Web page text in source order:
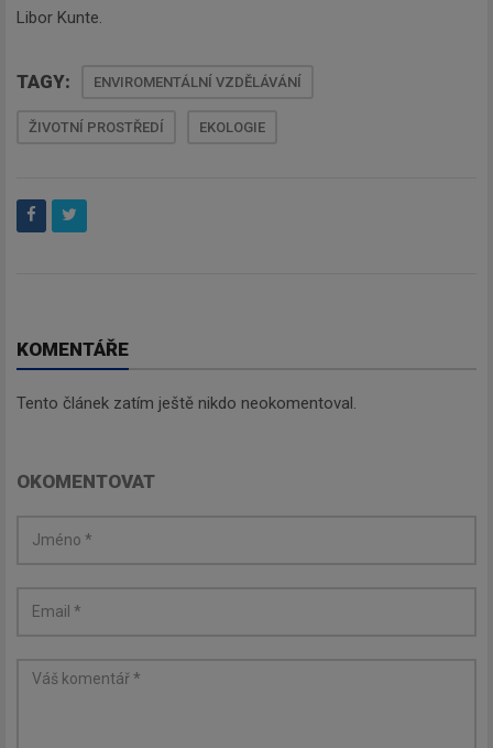
Libor Kunte.
TAGY: ENVIROMENTÁLNÍ VZDĚLÁVÁNÍ
ŽIVOTNÍ PROSTŘEDÍ EKOLOGIE
KOMENTÁŘE
Tento článek zatím ještě nikdo neokomentoval.
OKOMENTOVAT